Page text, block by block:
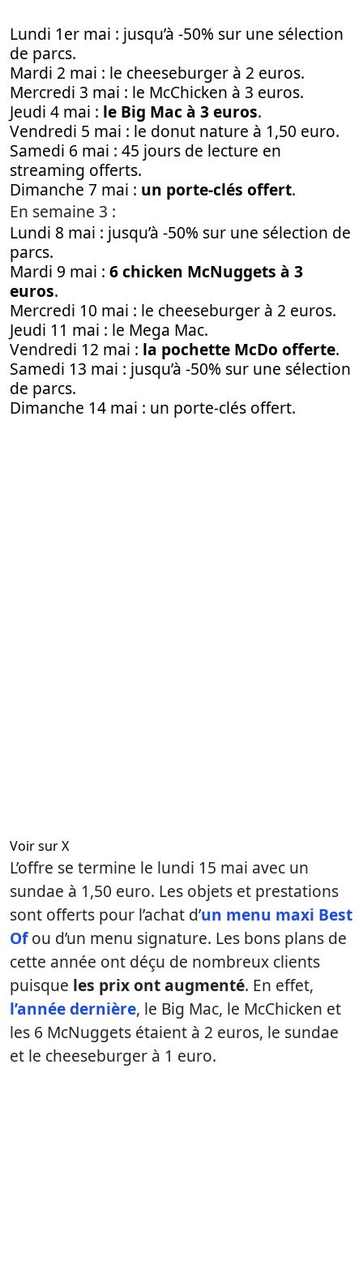
Lundi 1er mai : jusqu’à -50% sur une sélection
de parcs.
Mardi 2 mai : le cheeseburger à 2 euros.
Mercredi 3 mai : le McChicken à 3 euros.
Jeudi 4 mai : le Big Mac à 3 euros.
Vendredi 5 mai : le donut nature à 1,50 euro.
Samedi 6 mai : 45 jours de lecture en
streaming offerts.
Dimanche 7 mai : un porte-clés offert.
En semaine 3 :
Lundi 8 mai : jusqu’à -50% sur une sélection de
parcs.
Mardi 9 mai : 6 chicken McNuggets à 3
euros.
Mercredi 10 mai : le cheeseburger à 2 euros.
Jeudi 11 mai : le Mega Mac.
Vendredi 12 mai : la pochette McDo offerte.
Samedi 13 mai : jusqu’à -50% sur une sélection
de parcs.
Dimanche 14 mai : un porte-clés offert.
Voir sur X
L’offre se termine le lundi 15 mai avec un
sundae à 1,50 euro. Les objets et prestations
sont offerts pour l’achat d’un menu maxi Best
Ofou d’un menu signature. Les bons plans de
cette année ont déçu de nombreux clients
puisque les prix ont augmenté. En effet,
l’année dernière, le Big Mac, le McChicken et
les 6 McNuggets étaient à 2 euros, le sundae
et le cheeseburger à 1 euro.